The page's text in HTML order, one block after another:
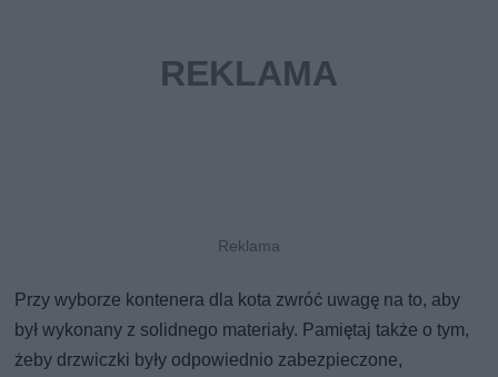
Przy wyborze kontenera dla kota zwróć uwagę na to, aby
był wykonany z solidnego materiały. Pamiętaj także o tym,
żeby drzwiczki były odpowiednio zabezpieczone,